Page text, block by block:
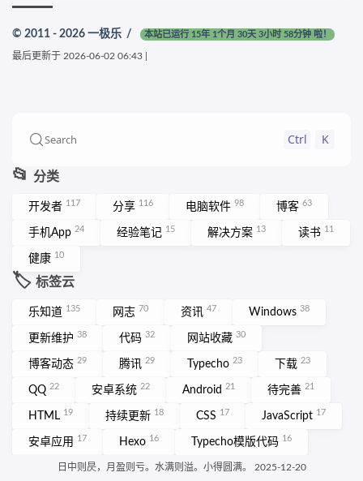
Search Ctrl K
📂 分类
开发者 117 分享 116 电脑软件 98 博客 63
手机App 24 经验笔记 15 解决方案 13 读书 11
健康 10
🏷️ 标签云
乐知道 135 网志 70 资讯 47 Windows 38
更新维护 38 代码 32 网站收藏 30
博客动态 29 腾讯 29 Typecho 23 下载 23
QQ 22 安卓系统 22 Android 21 待完善 21
HTML 19 持续更新 18 CSS 17 JavaScript 17
安卓应用 17 Hexo 16 Typecho模版代码 16
网页设计 15 More ➡️
© 2011 - 2026 一极乐 / 本站已运行 15年 1个月 30天 3小时 58分钟 啦！
最后更新于 2026-06-02 06:43
日中则昃，月盈则亏。水满则溢。小得圆满。 2025-12-20